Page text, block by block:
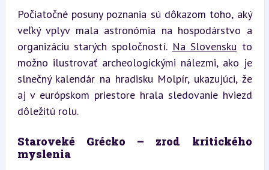
Počiatočné posuny poznania sú dôkazom toho, aký
veľký vplyv mala astronómia na hospodárstvo a
organizáciu starých spoločností. Na Slovensku to
možno ilustrovať archeologickými nálezmi, ako je
slnečný kalendár na hradisku Molpír, ukazujúci, že
aj v európskom priestore hrala sledovanie hviezd
dôležitú rolu.
Staroveké Grécko – zrod kritického
myslenia